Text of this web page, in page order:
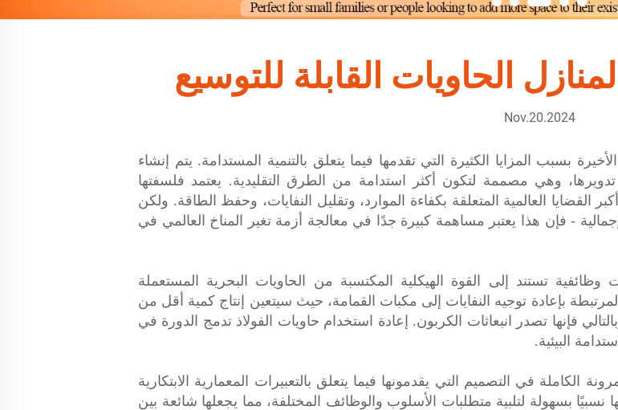
الحاويات القابلة للتوسيع
Nov.20.2024
بسبب المزايا الكثيرة التي تقدمها فيما يتعلق بالتنمية المستدامة. يتم إنشاء
وهي مصممة لتكون أكثر استدامة من الطرق التقليدية. يعتمد فلسفتها
العالمية المتعلقة بكفاءة الموارد، وتقليل النفايات، وحفظ الطاقة. ولكن
- فإن هذا يعتبر مساهمة كبيرة جدًا في معالجة أزمة تغير المناخ العالمي في
وظائفية تستند إلى القوة الهيكلية المكتسبة من الحاويات البحرية المستعملة
بإعادة توجيه النفايات إلى مكبات القمامة، حيث سيتعين إنتاج كمية أقل من
فإنها تصدر انبعاثات الكربون. إعادة استخدام حاويات الفولاذ تدمج الدورة في
البيئية.
الكاملة في التصميم التي يقدمونها فيما يتعلق بالتعبيرات المعمارية الابتكارية
بسهولة لتلبية متطلبات الأسلوب والوظائف المختلفة، مما يجعلها شائعة بين